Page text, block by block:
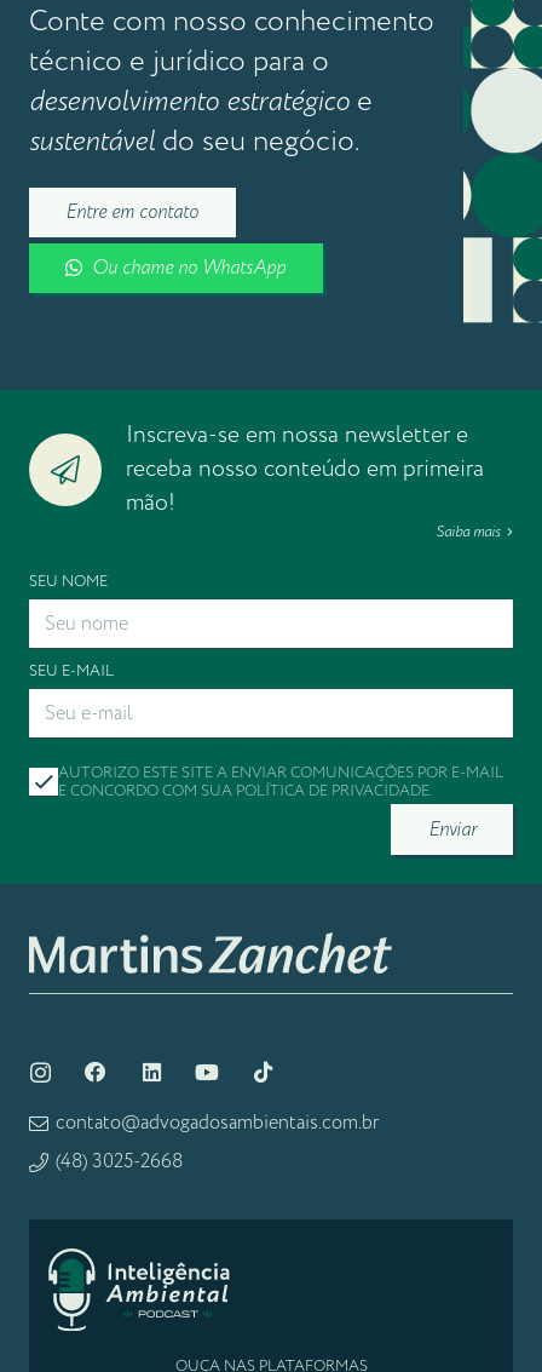
Conte com nosso conhecimento
técnico e jurídico para o
desenvolvimento estratégico e
sustentável do seu negócio.
Entre em contato
Ou chame no WhatsApp
Inscreva-se em nossa newsletter e
receba nosso conteúdo em primeira
mão!
Saiba mais
SEU NOME
SEU E-MAIL
AUTORIZO ESTE SITE A ENVIAR COMUNICAÇÕES POR E-MAIL
E CONCORDO COM SUA POLÍTICA DE PRIVACIDADE.
Enviar
contato@advogadosambientais.com.br
(48) 3025-2668
OUÇA NAS PLATAFORMAS